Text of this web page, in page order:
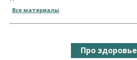
Все материалы
Про здоровье